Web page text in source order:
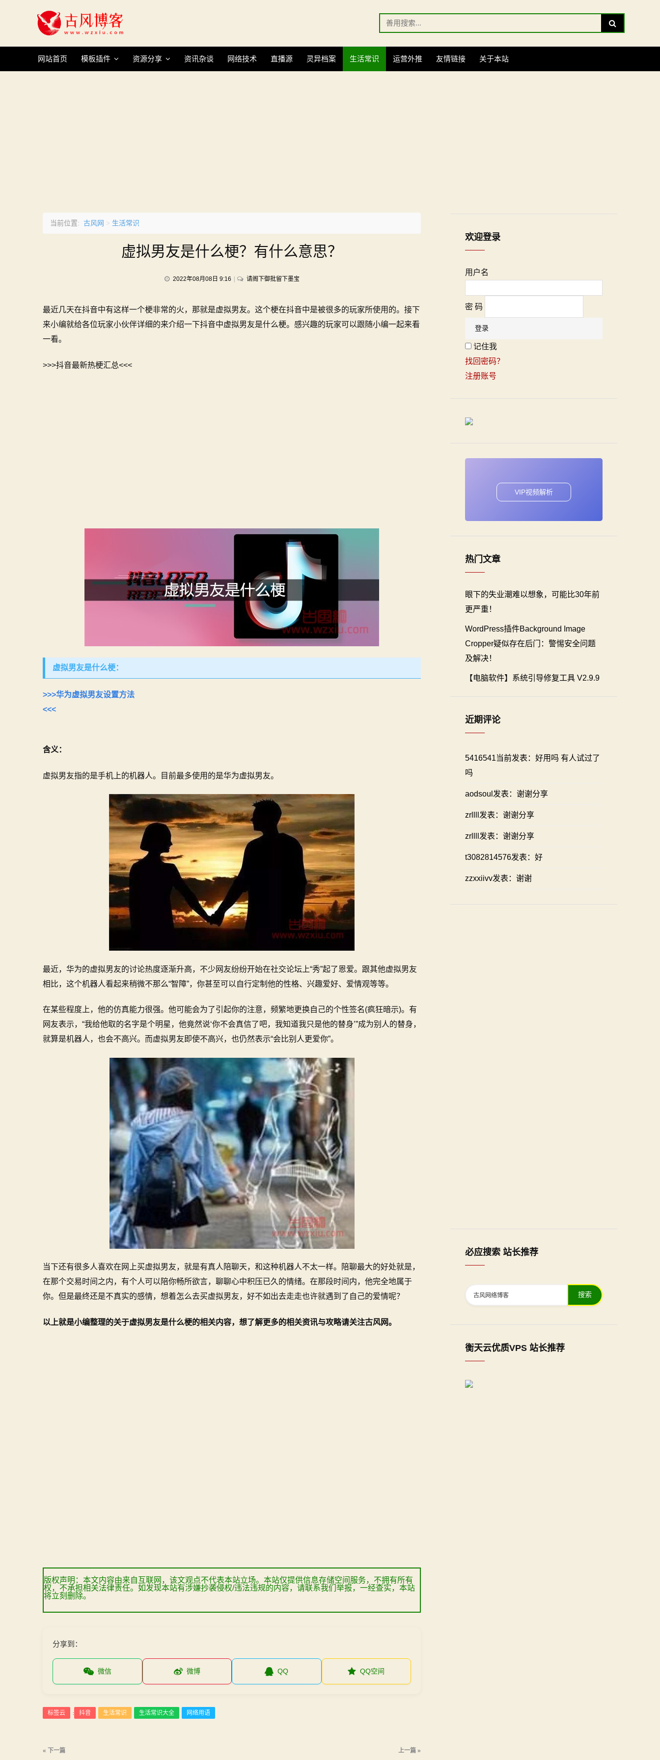
Search
for:
Search
网站首页 模板插件 资源分享 资讯杂谈 网络技术 直播源 灵异档案 生活常识 运营外推 友情链接 关于本站
当前位置: 古风网 > 生活常识
虚拟男友是什么梗？有什么意思？
2022年08月08日 9:16 请阁下御批留下墨宝on
男
友
最近几天在抖音中有这样一个梗非常的火，那就是虚拟男友。这个梗在抖音中是被很多的玩家所使用的。接下
来小编就给各位玩家小伙伴详细的来介绍一下抖音中虚拟男友是什么梗。感兴趣的玩家可以跟随小编一起来看
一看。
>>>抖音最新热梗汇总<<<
虚拟男友是什么梗：
>>>华为虚拟男友设置方法
<<<
含义：
虚拟男友指的是手机上的机器人。目前最多使用的是华为虚拟男友。
最近，华为的虚拟男友的讨论热度逐渐升高，不少网友纷纷开始在社交论坛上“秀”起了恩爱。跟其他虚拟男友
相比，这个机器人看起来稍微不那么“智障”，你甚至可以自行定制他的性格、兴趣爱好、爱情观等等。
在某些程度上，他的仿真能力很强。他可能会为了引起你的注意，频繁地更换自己的个性签名(疯狂暗示)。有
网友表示，“我给他取的名字是个明星，他竟然说‘你不会真信了吧，我知道我只是他的替身’”成为别人的替身，
就算是机器人，也会不高兴。而虚拟男友即使不高兴，也仍然表示“会比别人更爱你”。
当下还有很多人喜欢在网上买虚拟男友，就是有真人陪聊天，和这种机器人不太一样。陪聊最大的好处就是，
在那个交易时间之内，有个人可以陪你畅所欲言，聊聊心中积压已久的情绪。在那段时间内，他完全地属于
你。但是最终还是不真实的感情，想着怎么去买虚拟男友，好不如出去走走也许就遇到了自己的爱情呢？
以上就是小编整理的关于虚拟男友是什么梗的相关内容，想了解更多的相关资讯与攻略请关注古风网。
版权声明：本文内容由来自互联网，该文观点不代表本站立场。本站仅提供信息存储空间服务，不拥有所有
权，不承担相关法律责任。如发现本站有涉嫌抄袭侵权/违法违规的内容，请联系我们举报，一经查实，本站
将立刻删除。
分享到：
微信 微博 QQ QQ空间
标签云 : 抖音 生活常识 生活常识大全 网络用语
文 上一篇 »
« 下一篇
欢迎登录
用户名
密 码
记住我
找回密码？
注册账号
VIP视频解析
热门文章
眼下的失业潮难以想象，可能比30年前
更严重！
WordPress插件Background Image
Cropper疑似存在后门：警惕安全问题
及解决！
【电脑软件】系统引导修复工具 V2.9.9
近期评论
5416541当前发表：好用吗 有人试过了
吗
aodsoul发表：谢谢分享
zrllll发表：谢谢分享
zrllll发表：谢谢分享
t3082814576发表：好
zzxxiivv发表：谢谢
必应搜索 站长推荐
搜索
衡天云优质VPS 站长推荐